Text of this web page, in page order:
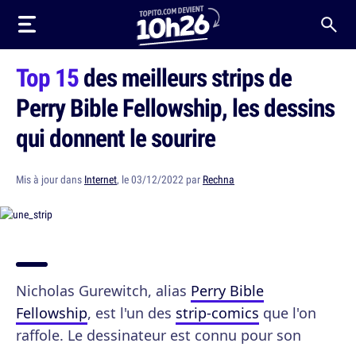
Top 15des meilleurs strips de
Perry Bible Fellowship, les dessins
qui donnent le sourire
Mis à jour dans Internet, le 03/12/2022 par Rechna
Nicholas Gurewitch, alias Perry Bible
Fellowship, est l'un des strip-comics que l'on
raffole. Le dessinateur est connu pour son